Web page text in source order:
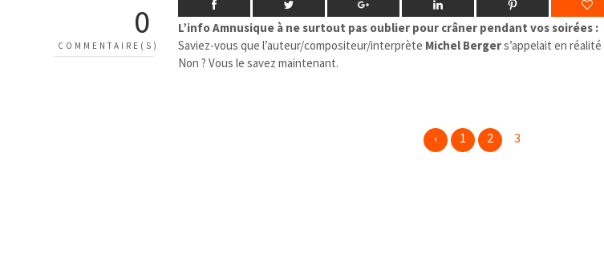
0
COMMENTAIRE(S)
L’info Amnusique à ne surtout pas oublier pour crâner pendant vos soirées :
Saviez-vous que l’auteur/compositeur/interprète Michel Bergers’appelait en réalité
Non ? Vous le savez maintenant.
‹ 1 2 3